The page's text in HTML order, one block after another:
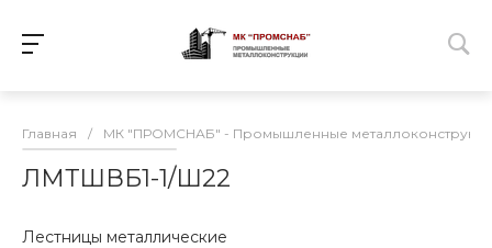
Главная / МК "ПРОМСНАБ" - Промышленные
ЛМТШВБ1-1/Ш22
Лестницы металлические